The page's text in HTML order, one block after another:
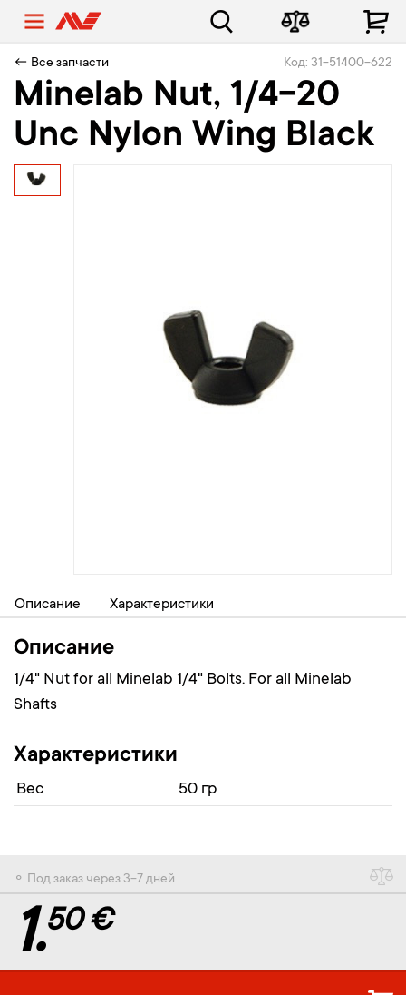
← Все запчасти Код: 31-51400-622
Minelab Nut, 1/4-20
Unc Nylon Wing Black
Описание Характеристики
Описание
1/4" Nut for all Minelab 1/4" Bolts. For all Minelab
Shafts
Характеристики
Вес 50 гр
⚬ Под заказ через 3-7 дней
1.50 €